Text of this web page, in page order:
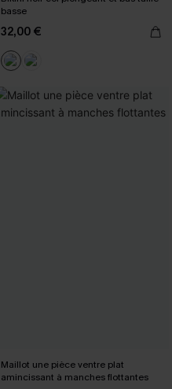
basse
32,00 €
Maillot une pièce ventre plat
amincissant à manches flottantes